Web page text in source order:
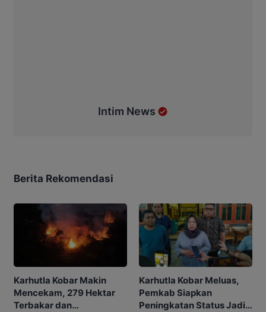
Intim News
Berita Rekomendasi
Karhutla Kobar Makin
Mencekam, 279 Hektar
Terbakar dan
Karhutla Kobar Meluas,
Pemkab Siapkan
Peningkatan Status Jadi